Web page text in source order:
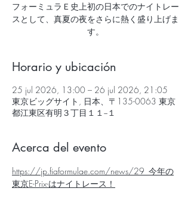
フォーミュラＥ史上初の日本でのナイトレー
スとして、真夏の夜をさらに熱く盛り上げま
す。
Horario y ubicación
25 jul 2026, 13:00 – 26 jul 2026, 21:05
東京ビッグサイト, 日本、〒135-0063 東京
都江東区有明３丁目１１−１
Acerca del evento
https://jp.fiaformulae.com/news/29_今年の
東京E-Prix-はナイトレース！